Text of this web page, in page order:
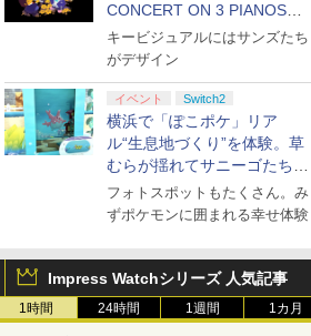
CONCERT ON 3 PIANOS」
のチケット情報が公開
キービジュアルにはサンズたち
がデザイン
イベント Switch2
横浜で「ぽこポケ」リア
ル“生息地づくり”を体験。草
むらが揺れてサニーゴたちが
登場！
フォトスポットもたくさん。み
ずポケモンに囲まれる幸せ体験
Impress Watchシリーズ 人気記事
1時間 24時間 1週間 1カ月